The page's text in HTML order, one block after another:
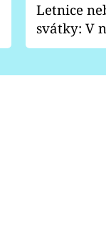
Letnice
svátky: V
pondělí